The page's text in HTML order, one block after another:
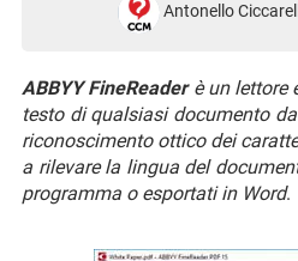
Antonello
ABBYY FineReaderè un lettore
testo di qualsiasi documento
riconoscimento ottico dei
a rilevare la lingua del
programma o esportati in Word.